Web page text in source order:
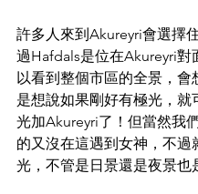
許多人來到Akureyri會選擇
過Hafdals是位在Akureyri對
以看到整個市區的全景，會
是想說如果剛好有極光，就
光加Akureyri了！但當然我
的又沒在這遇到女神，不過
光，不管是日景還是夜景也